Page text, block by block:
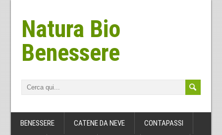
Natura Bio
Benessere
BENESSERE CATENE DA NEVE CONTAPASSI